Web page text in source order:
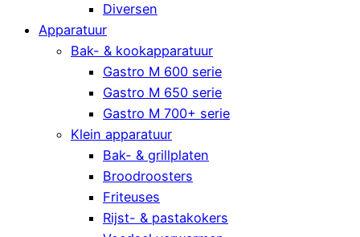
Diversen
Apparatuur
Bak- & kookapparatuur
Gastro M 600 serie
Gastro M 650 serie
Gastro M 700+ serie
Klein apparatuur
Bak- & grillplaten
Broodroosters
Friteuses
Rijst- & pastakokers